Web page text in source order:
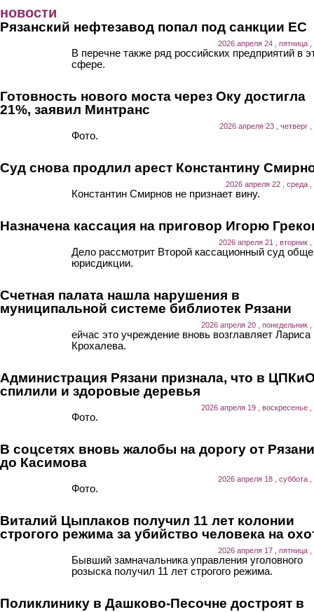
новости
Рязанский нефтезавод попал под санкции ЕС
2026 апреля 24 , пятница ,
В перечне также ряд российских предприятий в
сфере.
Готовность нового моста через Оку достигла
21%, заявил Минтранс
2026 апреля 23 , четверг ,
Фото.
Суд снова продлил арест Константину
2026 апреля 22 , среда ,
Константин Смирнов не признает вину.
Назначена кассация на приговор Игорю
2026 апреля 21 , вторник ,
Дело рассмотрит Второй кассационный суд
юрисдикции.
Счетная палата нашла нарушения в
муниципальной системе библиотек Рязани
2026 апреля 20 , понедельник ,
ейчас это учреждение вновь возглавляет Лариса
Крохалева.
Администрация Рязани признала, что в
спилили и здоровые деревья
2026 апреля 19 , воскресенье ,
Фото.
В соцсетях вновь жалобы на дорогу от Рязани
до Касимова
2026 апреля 18 , суббота ,
Фото.
Виталий Цыплаков получил 11 лет колонии
строгого режима за убийство человека на
2026 апреля 17 , пятница ,
Бывший замначальника управления уголовного
розыска получил 11 лет строгого режима.
Поликлинику в Дашково-Песочне достроят в